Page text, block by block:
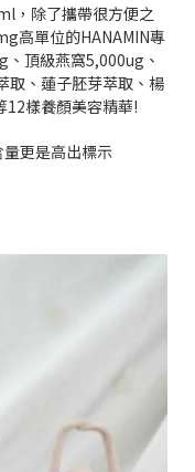
，除了攜帶很方便之
高單位的HANAMIN專
、頂級燕窩5,000ug 、
取、蓮子胚芽萃取、楊
12樣養顏美容精華!
更是高出標示